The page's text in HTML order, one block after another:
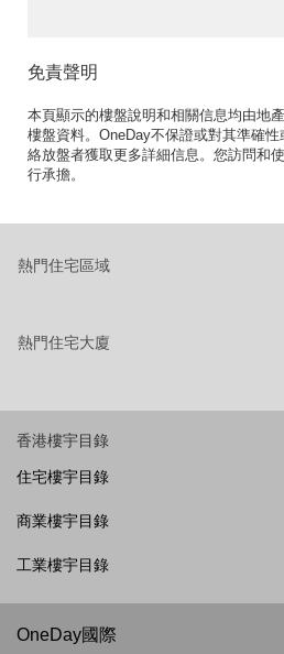
免責聲明
本頁顯示的樓盤說明和相關信息均由地
樓盤資料。OneDay不保證或對其準確
絡放盤者獲取更多詳細信息。您訪問和
行承擔。
熱門住宅區域
熱門住宅大廈
香港樓宇目錄
住宅樓宇目錄
商業樓宇目錄
工業樓宇目錄
OneDay國際